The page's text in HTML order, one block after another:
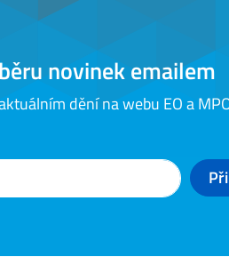
novinek emailem
dění na webu EO a